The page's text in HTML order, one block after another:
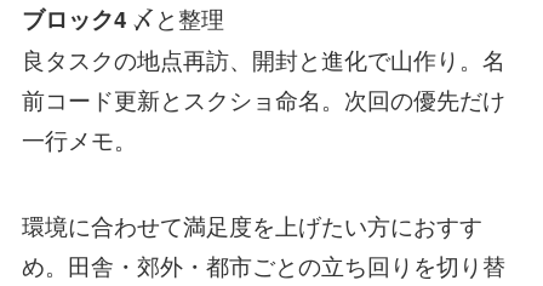
ブロック4〆と整理
良タスクの地点再訪、開封と進化で山作り。名
前コード更新とスクショ命名。次回の優先だけ
一行メモ。
環境に合わせて満足度を上げたい方におすす
め。田舎・郊外・都市ごとの立ち回りを切り替